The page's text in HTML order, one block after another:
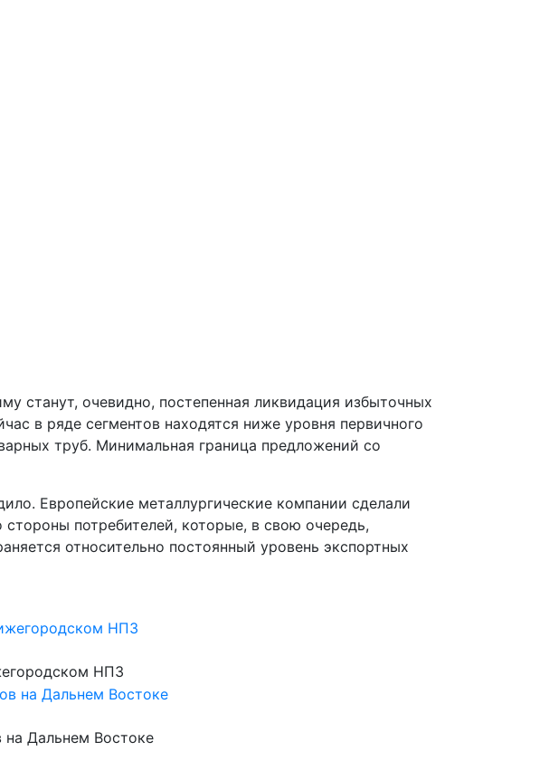
станут, очевидно, постепенная ликвидация избыточных
в ряде сегментов находятся ниже уровня первичного
труб. Минимальная граница предложений со
Европейские металлургические компании сделали
потребителей, которые, в свою очередь,
относительно постоянный уровень экспортных
НПЗ
на Дальнем Востоке